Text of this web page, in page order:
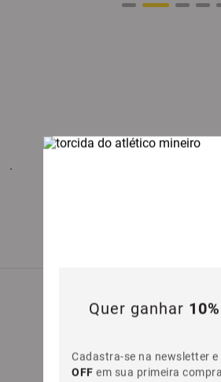
Quer ganhar
Cadastra-se na newsletter e
OFF em sua primeira
.